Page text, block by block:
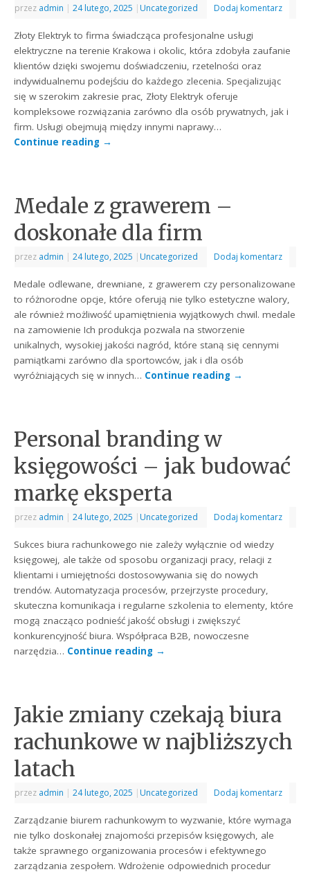
przez admin | 24 lutego, 2025 | Uncategorized Dodaj komentarz
Złoty Elektryk to firma świadcząca profesjonalne usługi
elektryczne na terenie Krakowa i okolic, która zdobyła zaufanie
klientów dzięki swojemu doświadczeniu, rzetelności oraz
indywidualnemu podejściu do każdego zlecenia. Specjalizując
się w szerokim zakresie prac, Złoty Elektryk oferuje
kompleksowe rozwiązania zarówno dla osób prywatnych, jak i
firm. Usługi obejmują między innymi naprawy…
Continue reading →
Medale z grawerem –
doskonałe dla firm
przez admin | 24 lutego, 2025 | Uncategorized Dodaj komentarz
Medale odlewane, drewniane, z grawerem czy personalizowane
to różnorodne opcje, które oferują nie tylko estetyczne walory,
ale również możliwość upamiętnienia wyjątkowych chwil. medale
na zamowienie Ich produkcja pozwala na stworzenie
unikalnych, wysokiej jakości nagród, które staną się cennymi
pamiątkami zarówno dla sportowców, jak i dla osób
wyróżniających się w innych… Continue reading →
Personal branding w
księgowości – jak budować
markę eksperta
przez admin | 24 lutego, 2025 | Uncategorized Dodaj komentarz
Sukces biura rachunkowego nie zależy wyłącznie od wiedzy
księgowej, ale także od sposobu organizacji pracy, relacji z
klientami i umiejętności dostosowywania się do nowych
trendów. Automatyzacja procesów, przejrzyste procedury,
skuteczna komunikacja i regularne szkolenia to elementy, które
mogą znacząco podnieść jakość obsługi i zwiększyć
konkurencyjność biura. Współpraca B2B, nowoczesne
narzędzia… Continue reading →
Jakie zmiany czekają biura
rachunkowe w najbliższych
latach
przez admin | 24 lutego, 2025 | Uncategorized Dodaj komentarz
Zarządzanie biurem rachunkowym to wyzwanie, które wymaga
nie tylko doskonałej znajomości przepisów księgowych, ale
także sprawnego organizowania procesów i efektywnego
zarządzania zespołem. Wdrożenie odpowiednich procedur